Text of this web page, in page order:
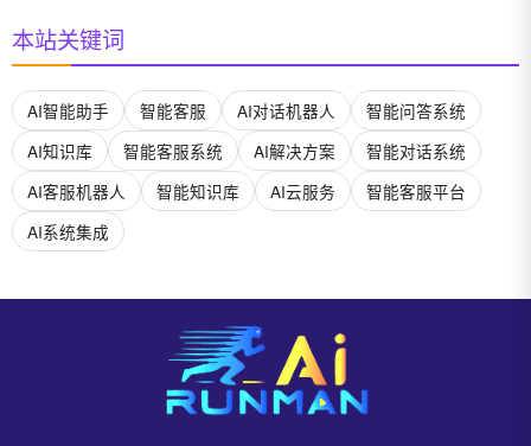
本站关键词
AI智能助手 智能客服 AI对话机器人
智能问答系统
AI知识库
智能客服系统 AI解决方案
智能对话系统
AI客服机器人
智能知识库 AI云服务
智能客服平台
AI系统集成